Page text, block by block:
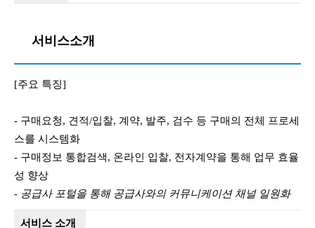
서비스소개
[주요 특징]
- 구매요청, 견적/입찰, 계약, 발주, 검수 등 구매의 전체 프로세
스를 시스템화
- 구매정보 통합검색, 온라인 입찰, 전자계약을 통해 업무 효율
성 향상
- 공급사 포털을 통해 공급사와의 커뮤니케이션 채널 일원화
서비스 소개